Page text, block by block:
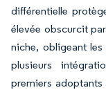
différentielle
élevée obscurcit
niche, obligeant
plusieurs
premiers